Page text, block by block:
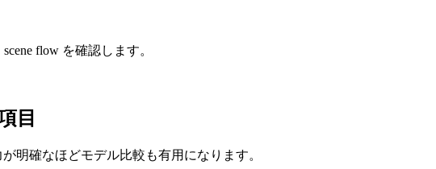
flow を確認します。
目
明確なほどモデル比較も有用になります。